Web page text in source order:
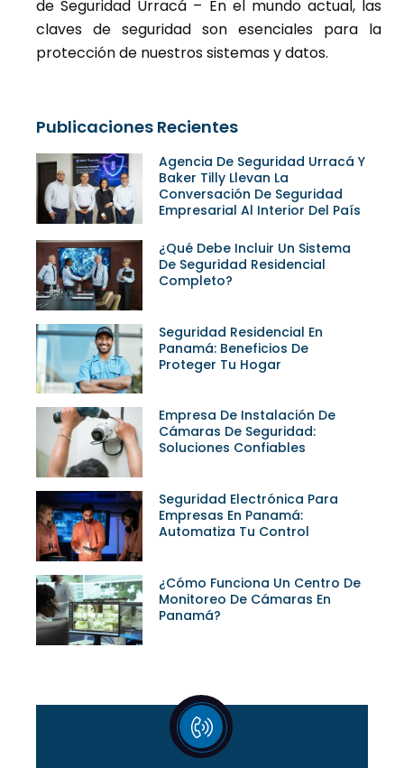
de Seguridad Urracá – En el mundo actual, las
claves de seguridad son esenciales para la
protección de nuestros sistemas y datos.
Publicaciones Recientes
Agencia De Seguridad Urracá Y
Baker Tilly Llevan La
Conversación De Seguridad
Empresarial Al Interior Del País
¿Qué Debe Incluir Un Sistema
De Seguridad Residencial
Completo?
Seguridad Residencial En
Panamá: Beneficios De
Proteger Tu Hogar
Empresa De Instalación De
Cámaras De Seguridad:
Soluciones Confiables
Seguridad Electrónica Para
Empresas En Panamá:
Automatiza Tu Control
¿Cómo Funciona Un Centro De
Monitoreo De Cámaras En
Panamá?